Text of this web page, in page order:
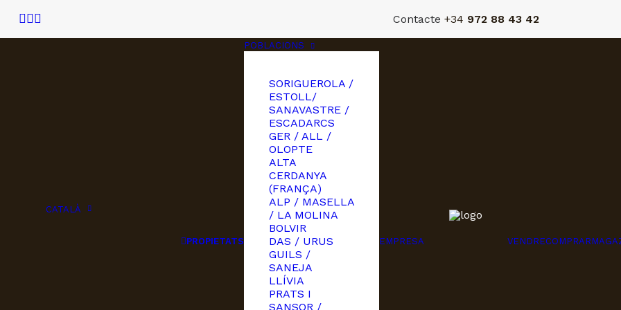
Contacte +34 972 88 43 42
CATALÀ
PROPIETATS
POBLACIONS
SORIGUEROLA /
ESTOLL/
SANAVASTRE /
ESCADARCS
GER / ALL /
OLOPTE
ALTA
CERDANYA
(FRANÇA)
ALP / MASELLA
/ LA MOLINA
BOLVIR
DAS / URUS
GUILS /
SANEJA
LLÍVIA
PRATS I
SANSOR /
EMPRESA VENDRECOMPRAR